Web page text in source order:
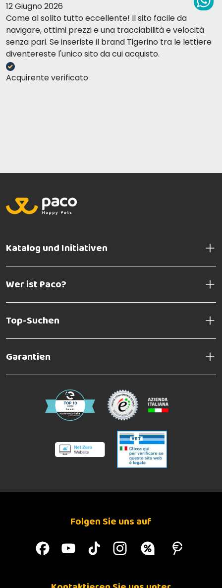
12 Giugno 2026
Come al solito tutto eccellente! Il sito facile da
navigare, ottimi prezzi e una tracciabilità e velocità
senza pari. Se inseriste il brand Tigerino tra le lettiere
diventereste l'unico sito da cui acquisto.
Acquirente verificato
Katalog und Initiativen
Wer ist Paco?
Top-Suchen
Garantien
Folgen Sie uns auf